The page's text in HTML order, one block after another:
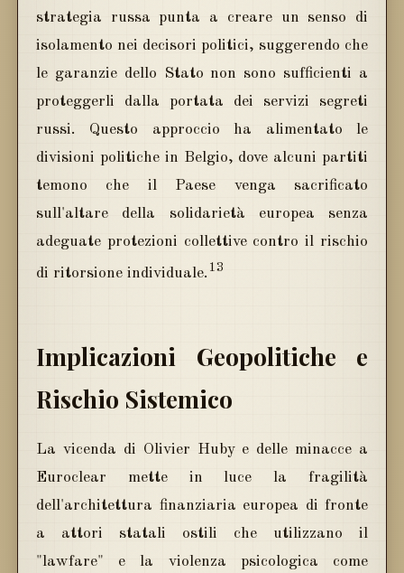
strategia russa punta a creare un senso di
isolamento nei decisori politici, suggerendo che
le garanzie dello Stato non sono sufficienti a
proteggerli dalla portata dei servizi segreti
russi. Questo approccio ha alimentato le
divisioni politiche in Belgio, dove alcuni partiti
temono che il Paese venga sacrificato
sull'altare della solidarietà europea senza
adeguate protezioni collettive contro il rischio
di ritorsione individuale. 13
Implicazioni Geopolitiche e
Rischio Sistemico
La vicenda di Olivier Huby e delle minacce a
Euroclear mette in luce la fragilità
dell'architettura finanziaria europea di fronte
a attori statali ostili che utilizzano il
"lawfare" e la violenza psicologica come